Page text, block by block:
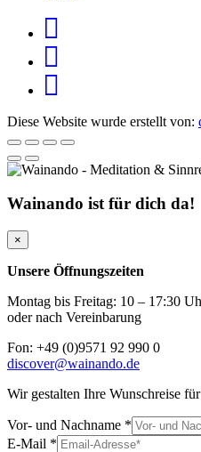
Diese Website wurde erstellt von:
Wainando ist für dich da!
×
Unsere Öffnungszeiten
Montag bis Freitag: 10 – 17:30
oder nach Vereinbarung
Fon: +49 (0)9571 92 990 0
discover@wainando.de
Wir gestalten Ihre Wunschreise
Vor- und Nachname *
E-Mail *